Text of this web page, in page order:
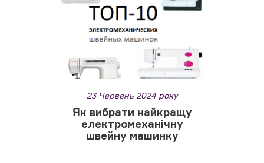
23 Червень 2024 року
Як вибрати найкращу
електромеханічну
швейну машинку